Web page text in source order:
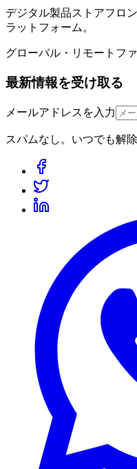
デジタル製品ストアフロ
ラットフォーム。
グローバル・リモートフ
最新情報を受け取る
メールアドレスを入力
スパムなし。いつでも解除